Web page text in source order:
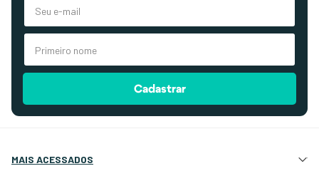
Cadastrar
MAIS ACESSADOS